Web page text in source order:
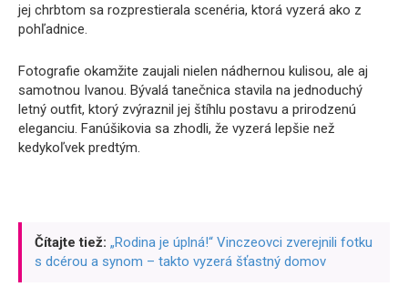
jej chrbtom sa rozprestierala scenéria, ktorá vyzerá ako z
pohľadnice.
Fotografie okamžite zaujali nielen nádhernou kulisou, ale aj
samotnou Ivanou. Bývalá tanečnica stavila na jednoduchý
letný outfit, ktorý zvýraznil jej štíhlu postavu a prirodzenú
eleganciu. Fanúšikovia sa zhodli, že vyzerá lepšie než
kedykoľvek predtým.
Čítajte tiež: „Rodina je úplná!“ Vinczeovci zverejnili fotku
s dcérou a synom – takto vyzerá šťastný domov